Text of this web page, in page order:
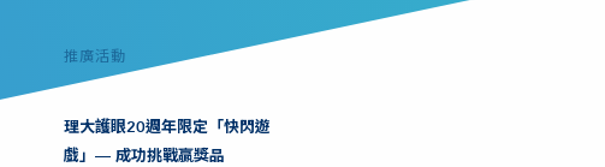
推廣活動
理大護眼20週年限定「快閃遊
戲」— 成功挑戰贏獎品